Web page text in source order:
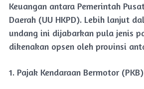
Keuangan antara Pemerintah
Daerah (UU HKPD). Lebih lanjut
undang ini dijabarkan pula jenis
dikenakan opsen oleh provinsi
1. Pajak Kendaraan Bermotor (PKB)